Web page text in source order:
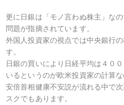
更に日銀は「モノ言わぬ株主」な
問題が指摘されています。
外国人投資家の視点では中央銀行
す。
日銀の買いにより日経平均は４０
いるというのが欧米投資家の計算な
安倍首相健康不安説が流れる中で
スクでもあります。